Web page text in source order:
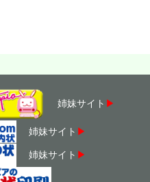
姉妹サイト ▶
姉妹サイト ▶
姉妹サイト ▶